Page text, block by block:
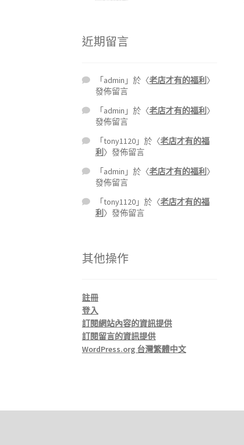
近期留言
「admin 」於〈老店才有的福利 〉
發佈留言
「admin 」於〈老店才有的福利 〉
發佈留言
「tony1120」於〈老店才有的福
利 〉發佈留言
「admin 」於〈老店才有的福利 〉
發佈留言
「tony1120」於〈老店才有的福
利 〉發佈留言
其他操作
註冊
登入
訂閱網站內容的資訊提供
訂閱留言的資訊提供
WordPress.org 台灣繁體中文